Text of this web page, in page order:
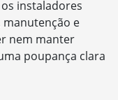
instaladores
e
nem manter
poupança clara